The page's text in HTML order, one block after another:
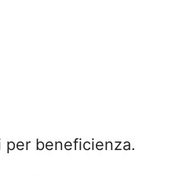
beneficienza.